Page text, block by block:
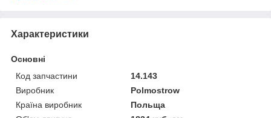
Характеристики
Основні
Код запчастини
14.143
Виробник
Polmostrow
Країна виробник
Польща